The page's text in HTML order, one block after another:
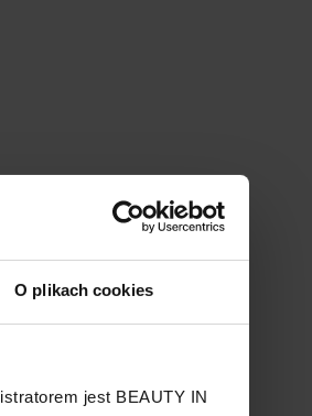
O plikach cookies
jest BEAUTY IN